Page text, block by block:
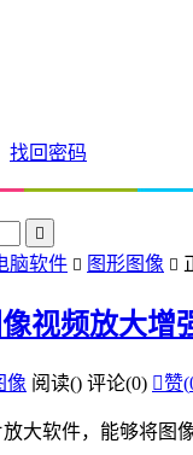
找回密码

脑软件  图形图像 
视频放大增
像 阅读() 评论(0) 赞(
大软件，能够将图